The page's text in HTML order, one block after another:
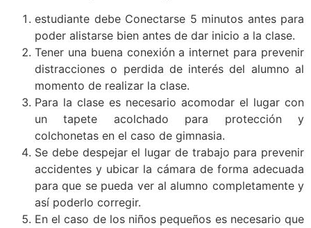
estudiante debe Conectarse 5 minutos antes para
poder alistarse bien antes de dar inicio a la clase.
Tener una buena conexión a internet para prevenir
distracciones o perdida de interés del alumno al
momento de realizar la clase.
Para la clase es necesario acomodar el lugar con
un tapete acolchado para protección y
colchonetas en el caso de gimnasia.
Se debe despejar el lugar de trabajo para prevenir
accidentes y ubicar la cámara de forma adecuada
para que se pueda ver al alumno completamente y
así poderlo corregir.
En el caso de los niños pequeños es necesario que